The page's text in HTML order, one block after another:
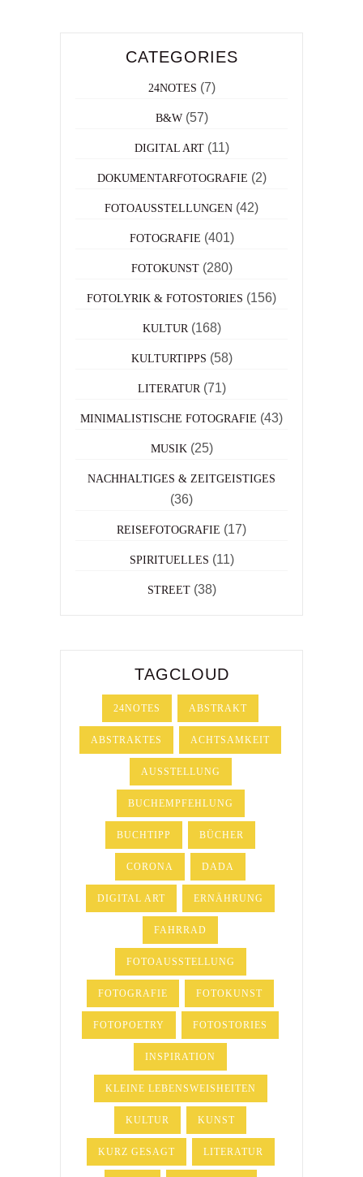
CATEGORIES
24NOTES (7)
B&W(57)
DIGITAL ART(11)
DOKUMENTARFOTOGRAFIE (2)
FOTOAUSSTELLUNGEN (42)
FOTOGRAFIE (401)
FOTOKUNST(280)
FOTOLYRIK & FOTOSTORIES (156)
KULTUR (168)
KULTURTIPPS (58)
LITERATUR (71)
MINIMALISTISCHE FOTOGRAFIE (43)
MUSIK (25)
NACHHALTIGES & ZEITGEISTIGES
(36)
REISEFOTOGRAFIE (17)
SPIRITUELLES (11)
STREET(38)
TAGCLOUD
24NOTES ABSTRAKT
ABSTRAKTES ACHTSAMKEIT
AUSSTELLUNG
BUCHEMPFEHLUNG
BUCHTIPP BÜCHER
CORONA DADA
DIGITAL ART ERNÄHRUNG
FAHRRAD
FOTOAUSSTELLUNG
FOTOGRAFIE FOTOKUNST
FOTOPOETRY FOTOSTORIES
INSPIRATION
KLEINE LEBENSWEISHEITEN
KULTUR KUNST
KURZ GESAGT LITERATUR